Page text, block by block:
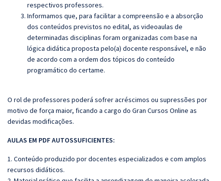
respectivos professores.
Informamos que, para facilitar a compreensão e a absorção
dos conteúdos previstos no edital, as videoaulas de
determinadas disciplinas foram organizadas com base na
lógica didática proposta pelo(a) docente responsável, e não
de acordo com a ordem dos tópicos do conteúdo
programático do certame.
O rol de professores poderá sofrer acréscimos ou supressões por
motivo de força maior, ficando a cargo do Gran Cursos Online as
devidas modificações.
AULAS EM PDF AUTOSSUFICIENTES:
1. Conteúdo produzido por docentes especializados e com amplos
recursos didáticos.